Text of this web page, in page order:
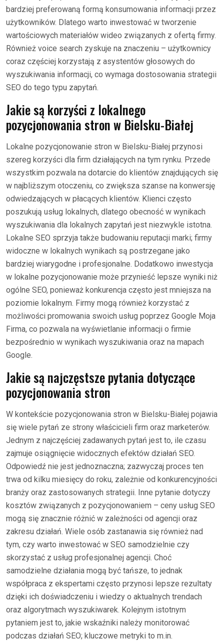
bardziej preferowaną formą konsumowania informacji przez
użytkowników. Dlatego warto inwestować w tworzenie
wartościowych materiałów wideo związanych z ofertą firmy.
Również voice search zyskuje na znaczeniu – użytkownicy
coraz częściej korzystają z asystentów głosowych do
wyszukiwania informacji, co wymaga dostosowania strategii
SEO do tego typu zapytań.
Jakie są korzyści z lokalnego
pozycjonowania stron w Bielsku-Białej
Lokalne pozycjonowanie stron w Bielsku-Białej przynosi
szereg korzyści dla firm działających na tym rynku. Przede
wszystkim pozwala na dotarcie do klientów znajdujących się
w najbliższym otoczeniu, co zwiększa szanse na konwersję
odwiedzających w płacących klientów. Klienci często
poszukują usług lokalnych, dlatego obecność w wynikach
wyszukiwania dla lokalnych zapytań jest niezwykle istotna.
Lokalne SEO sprzyja także budowaniu reputacji marki; firmy
widoczne w lokalnych wynikach są postrzegane jako
bardziej wiarygodne i profesjonalne. Dodatkowo inwestycja
w lokalne pozycjonowanie może przynieść lepsze wyniki niż
ogólne SEO, ponieważ konkurencja często jest mniejsza na
poziomie lokalnym. Firmy mogą również korzystać z
możliwości promowania swoich usług poprzez Google Moja
Firma, co pozwala na wyświetlanie informacji o firmie
bezpośrednio w wynikach wyszukiwania oraz na mapach
Google.
Jakie są najczęstsze pytania dotyczące
pozycjonowania stron
W kontekście pozycjonowania stron w Bielsku-Białej pojawia
się wiele pytań ze strony właścicieli firm oraz marketerów.
Jednym z najczęściej zadawanych pytań jest to, ile czasu
zajmuje osiągnięcie widocznych efektów działań SEO.
Odpowiedź nie jest jednoznaczna; zazwyczaj proces ten
trwa od kilku miesięcy do roku, zależnie od konkurencyjności
branży oraz zastosowanych strategii. Inne pytanie dotyczy
kosztów związanych z pozycjonowaniem – ceny usług SEO
mogą się znacznie różnić w zależności od agencji oraz
zakresu działań. Wiele osób zastanawia się również nad
tym, czy warto inwestować w SEO samodzielnie czy
skorzystać z usług profesjonalnej agencji. Choć
samodzielne działania mogą być tańsze, to jednak
współpraca z ekspertami często przynosi lepsze rezultaty
dzięki ich doświadczeniu i wiedzy o aktualnych trendach
oraz algorytmach wyszukiwarek. Kolejnym istotnym
pytaniem jest to, jakie wskaźniki należy monitorować
podczas działań SEO; kluczowe metryki to m.in.